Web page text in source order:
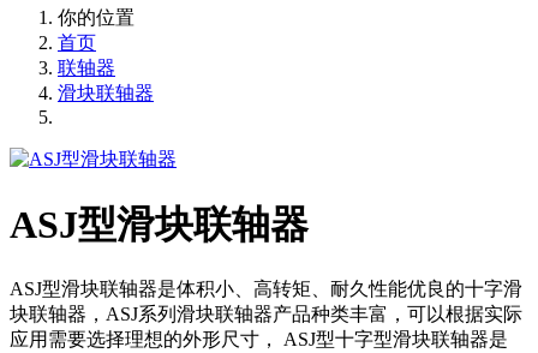
你的位置
首页
联轴器
滑块联轴器
ASJ型滑块联轴器
ASJ型滑块联轴器是体积小、高转矩、耐久性能优良的十字滑
块联轴器，ASJ系列滑块联轴器产品种类丰富，可以根据实际
应用需要选择理想的外形尺寸， ASJ型十字型滑块联轴器是